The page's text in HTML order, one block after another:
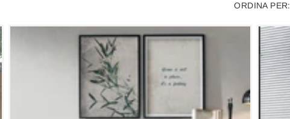
ORDINA PER: